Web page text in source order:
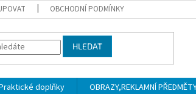
OBCHODNÍ PODMÍNKY
HLEDAT
doplňky OBRAZY,REKLAMNÍ